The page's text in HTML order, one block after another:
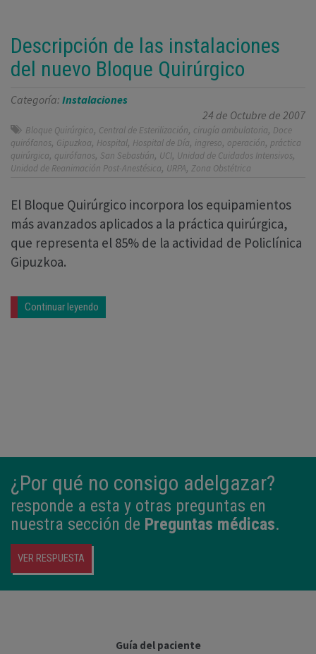
Descripción de las instalaciones
del nuevo Bloque Quirúrgico
Categoría: Instalaciones
24 de Octubre de 2007
Bloque Quirúrgico, Central de Esterilización, cirugía ambulatoria, Doce
quirófanos, Gipuzkoa, Hospital, Hospital de Día, ingreso, operación, práctica
quirúrgica, quirófanos, San Sebastián, UCI, Unidad de Cuidados Intensivos,
Unidad de Reanimación Post-Anestésica, URPA, Zona Obstétrica
El Bloque Quirúrgico incorpora los equipamientos
más avanzados aplicados a la práctica quirúrgica,
que representa el 85% de la actividad de Policlínica
Gipuzkoa.
Continuar leyendo
¿Por qué no consigo adelgazar?
responde a esta y otras preguntas en
nuestra sección de Preguntas médicas.
VER RESPUESTA
Guía del paciente